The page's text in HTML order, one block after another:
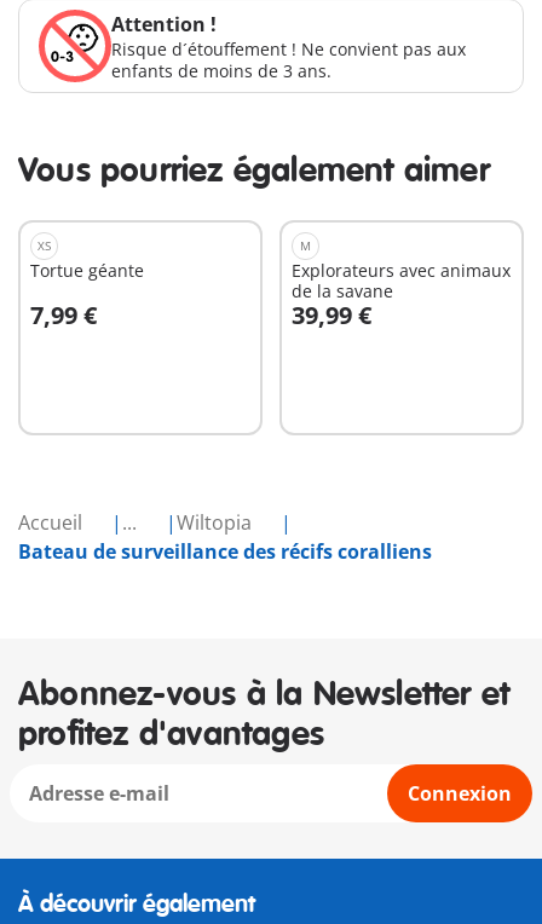
Accueil ...
Wiltopia
Bateau de surveillance des récifs coralliens
Attention !
Risque d´étouffement ! Ne convient pas aux
enfants de moins de 3 ans.
Vous pourriez également aimer
XS
Tortue géante
7,99 €
Au panier
M
Explorateurs avec animaux
de la savane
39,99 €
Au panier
Abonnez-vous à la Newsletter et
profitez d'avantages
Connexion
À découvrir également